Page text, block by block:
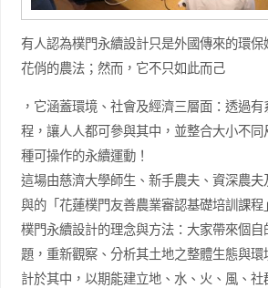
有人認為樸門永續設計只是外國傳來的環
花俏的農法；然而，它不只如此而己
，它涵蓋環境、社會及經濟三層面：透過
程，讓人人都可參與其中，並整合大小不
種可操作的永續運動！
這場由慈濟大學師生、新手農夫、資深農
與的「花蓮樸門友善農業審認基礎培訓課
樸門永續設計的理念與方法：大家帶來個
題，重新觀察、分析其土地之整體生態與
計於其中，以期能建立地、水、火、風、社